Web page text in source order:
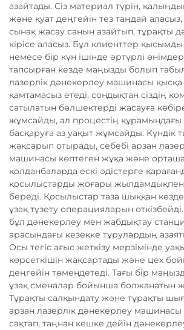
азайтады. Сіз материал түрін,
және қуат деңгейін тез таңдай аласыз,
сынақ жасау санын азайтып, тұрақты
кірісе аласыз. Бұл клиенттер
немесе бір күн ішінде әртүрлі
тапсырған кезде маңызды болып
лазерлік дәнекерлеу машинасы қысқа
қамтамасыз етеді, сондықтан сіздің
сатылатын бөлшектерді жасауға
жұмсайды, ал процестің
басқаруға аз уақыт жұмсайды. Күндік
жақсарып отырады, себебі арзан
машинасы көптеген жұқа және
қолданбаларда ескі әдістерге
қосылыстарды жоғары жылдамдықпен
береді. Қосылыстар таза шыққан
ұзақ түзету операцияларын
бұл дәнекерлеу мен жабдықтау
арасындағы кезекке тұрулардың
Осы тегіс ағыс жеткізу мерзімінде
көрсеткішін жақсартады және цех
деңгейін төмендетеді. Тағы бір
ұзақ сменалар бойынша болжанатын
Тұрақты салқындату және тұрақты
арзан лазерлік дәнекерлеу машинасы
сақтап, таңнан кешке дейін